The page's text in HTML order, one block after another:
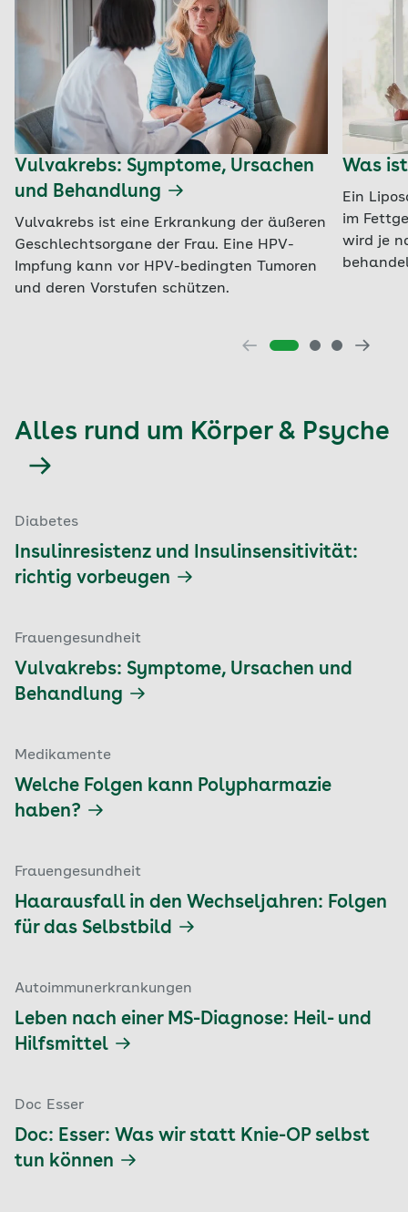
Vulvakrebs: Symptome, Ursachen
und Behandlung
Vulvakrebs ist eine Erkrankung der äußeren
Geschlechtsorgane der Frau. Eine HPV-
Impfung kann vor HPV-bedingten Tumoren
und deren Vorstufen schützen.
Was
Ein
im
wird je
Alles rund um Körper & Psyche
Diabetes
Insulinresistenz und Insulinsensitivität:
richtig vorbeugen
Frauengesundheit
Vulvakrebs: Symptome, Ursachen und
Behandlung
Medikamente
Welche Folgen kann Polypharmazie
haben?
Frauengesundheit
Haarausfall in den Wechseljahren: Folgen
für das Selbstbild
Autoimmunerkrankungen
Leben nach einer MS-Diagnose: Heil- und
Hilfsmittel
Doc Esser
Doc: Esser: Was wir statt Knie-OP selbst
tun können